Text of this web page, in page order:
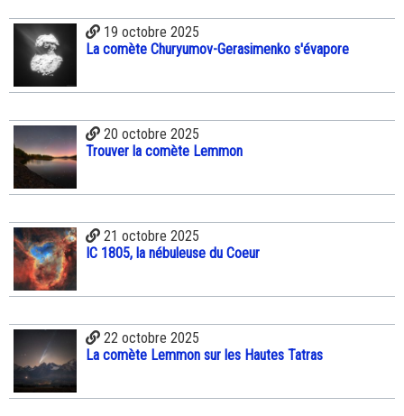
19 octobre 2025
La comète Churyumov-Gerasimenko s'évapore
20 octobre 2025
Trouver la comète Lemmon
21 octobre 2025
IC 1805, la nébuleuse du Coeur
22 octobre 2025
La comète Lemmon sur les Hautes Tatras